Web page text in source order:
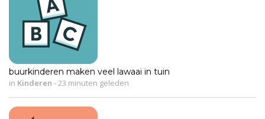
buurkinderen maken veel lawaai in tuin
in Kinderen -23 minuten geleden